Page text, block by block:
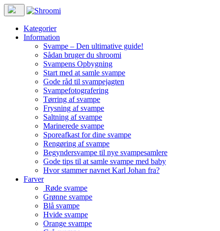
Kategorier
Information
Svampe – Den ultimative guide!
Sådan bruger du shroomi
Svampens Opbygning
Start med at samle svampe
Gode råd til svampejagten
Svampefotografering
Tørring af svampe
Frysning af svampe
Saltning af svampe
Marinerede svampe
Sporeafkast for dine svampe
Rengøring af svampe
Begyndersvampe til nye svampesamlere
Gode tips til at samle svampe med baby
Hvor stammer navnet Karl Johan fra?
Farver
Røde svampe
Grønne svampe
Blå svampe
Hvide svampe
Orange svampe